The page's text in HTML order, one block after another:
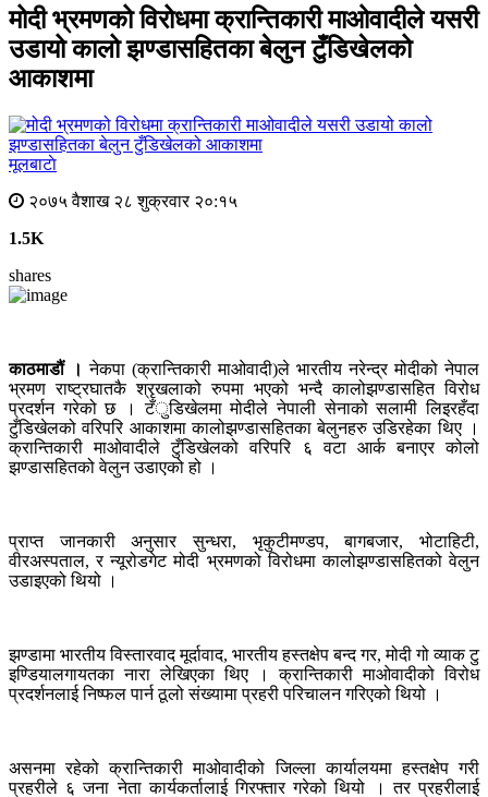
मोदी भ्रमणको विरोधमा क्रान्तिकारी माओवादीले यसरी
उडायो कालो झण्डासहितका बेलुन टुँडिखेलको
आकाशमा
मूलबाटाे
२०७५ वैशाख २८ शुक्रवार २०:१५
1.5K
shares
काठमाडौं । नेकपा (क्रान्तिकारी माओवादी)ले भारतीय नरेन्द्र मोदीको नेपाल
भ्रमण राष्ट्रघातकै श्रृखलाको रुपमा भएको भन्दै कालोझण्डासहित विरोध
प्रदर्शन गरेको छ । टँुडिखेलमा मोदीले नेपाली सेनाको सलामी लिइरहँदा
टुँडिखेलको वरिपरि आकाशमा कालोझण्डासहितका बेलुनहरु उडिरहेका थिए ।
क्रान्तिकारी माओवादीले टुँडिखेलको वरिपरि ६ वटा आर्क बनाएर कोलो
झण्डासहितको वेलुन उडाएको हो ।
प्राप्त जानकारी अनुसार सुन्धरा, भृकुटीमण्डप, बागबजार, भोटाहिटी,
वीरअस्पताल, र न्यूरोडगेट मोदी भ्रमणको विरोधमा कालोझण्डासहितको वेलुन
उडाइएको थियो ।
झण्डामा भारतीय विस्तारवाद मूर्दावाद, भारतीय हस्तक्षेप बन्द गर, मोदी गो व्याक टु
इण्डियालगायतका नारा लेखिएका थिए । क्रान्तिकारी माओवादीको विरोध
प्रदर्शनलाई निष्फल पार्न ठूलो संख्यामा प्रहरी परिचालन गरिएको थियो ।
असनमा रहेको क्रान्तिकारी माओवादीको जिल्ला कार्यालयमा हस्तक्षेप गरी
प्रहरीले ६ जना नेता कार्यकर्तालाई गिरफ्तार गरेको थियो । तर प्रहरीलाई